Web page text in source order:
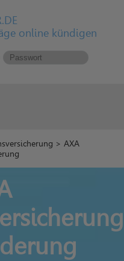
online kündigen
> AXA